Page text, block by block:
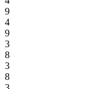
9
4
9
3
8
3
8